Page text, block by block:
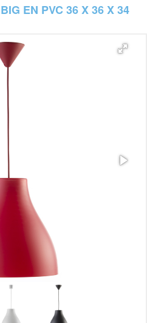
EN PVC 36 X 36 X 34